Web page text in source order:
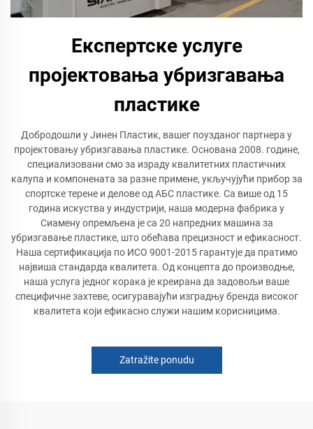
Експертске услуге
пројектовања убризгавања
пластике
Добродошли у Јинен Пластик, вашег поузданог партнера у
пројектовању убризгавања пластике. Основана 2008. године,
специализовани смо за израду квалитетних пластичних
калупа и компонената за разне примене, укључујући прибор за
спортске терене и делове од АБС пластике. Са више од 15
година искуства у индустрији, наша модерна фабрика у
Сиамену опремљена је са 20 напредних машина за
убризгавање пластике, што обећава прецизност и ефикасност.
Наша сертификација по ИСО 9001-2015 гарантује да пратимо
највиша стандарда квалитета. Од концепта до производње,
наша услуга једног корака је креирана да задовољи ваше
специфичне захтеве, осигуравајући изградњу бренда високог
квалитета који ефикасно служи нашим корисницима.
Zatražite ponudu